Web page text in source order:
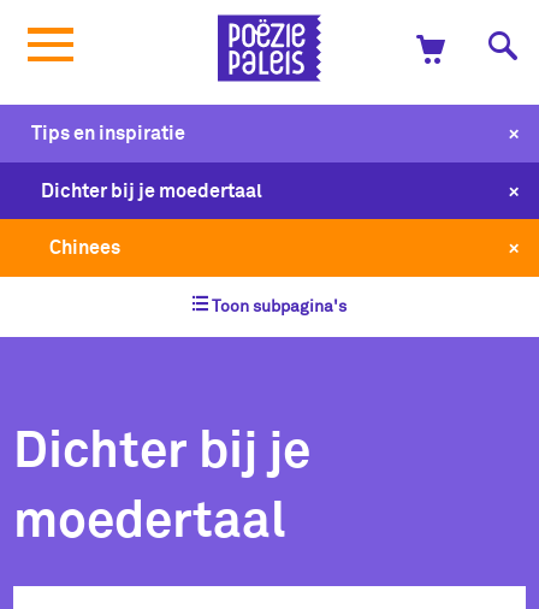
Tips en inspiratie +
Dichter bij je moedertaal +
Chinees +
Toon subpagina's
Dichter bij je
moedertaal